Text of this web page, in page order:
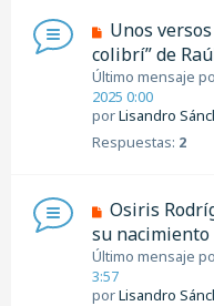
Unos
colibrí” de
Último mensaje
2025 0:00
porLisandro
Respuestas: 2
Osiris
su nacimiento
Último mensaje
3:57
porLisandro